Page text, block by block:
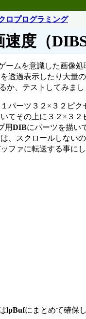
ロプログラミング
度（
ームを意識した画像
透過表示したり大量
か、テストしてみまし
パーツ３２×３２ピ
てその上に３２×３
用DIBにパーツを描い
、スクロールしない
ファに転送する事に
lpBufにまとめて確保